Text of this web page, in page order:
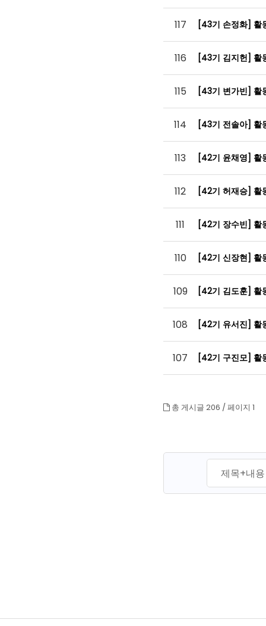
117 [43기 손정화] 활
116 [43기 김지헌] 활
115 [43기 변가빈] 활
114 [43기 전솔아] 활
113 [42기 윤채영] 활
112 [42기 허재승] 활
111 [42기 장수빈] 활
110 [42기 신장현] 활
109 [42기 김도훈] 활
108 [42기 유서진] 활
107 [42기 구진모] 활
총 게시글 206 /페이지 1